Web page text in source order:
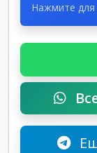
Нажмите для